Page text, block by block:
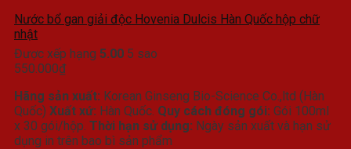
Nước bổ gan giải độc Hovenia Dulcis Hàn Quốc hộp chữ
nhật
Được xếp hạng 5.00 5 sao
550.000₫
Hãng sản xuất: Korean Ginseng Bio-Science Co.,ltd (Hàn
Quốc) Xuất xứ: Hàn Quốc. Quy cách đóng gói: Gói 100ml
x 30 gói/hộp. Thời hạn sử dụng: Ngày sản xuất và hạn sử
dụng in trên bao bì sản phẩm